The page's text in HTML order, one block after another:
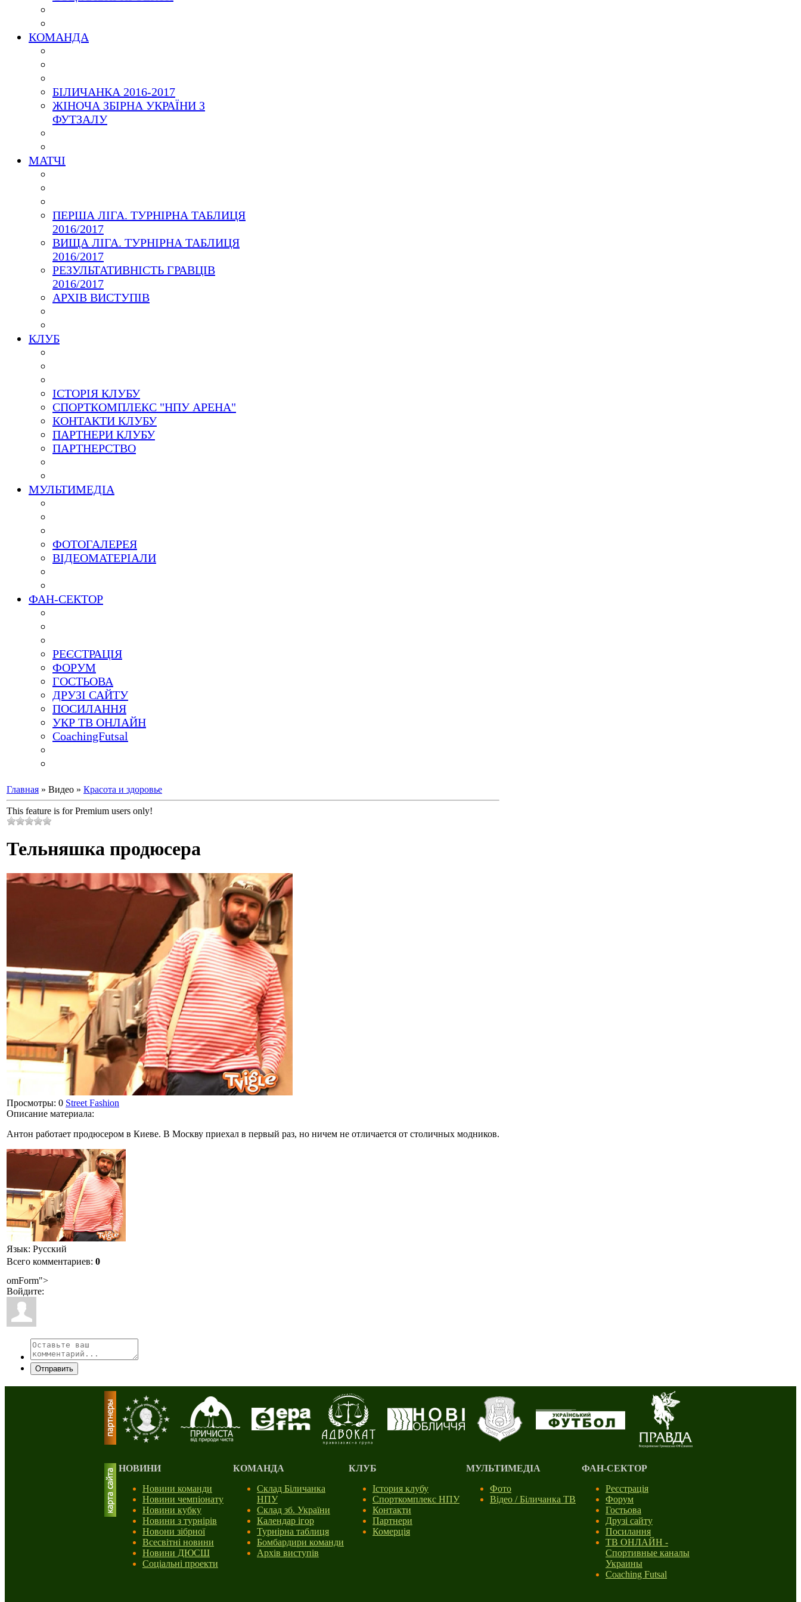
КОМАНДА
БІЛИЧАНКА 2016-2017
ЖІНОЧА ЗБІРНА УКРАЇНИ З
ФУТЗАЛУ
МАТЧІ
ПЕРША ЛІГА. ТУРНІРНА ТАБЛИЦЯ
2016/2017
ВИЩА ЛІГА. ТУРНІРНА ТАБЛИЦЯ
2016/2017
РЕЗУЛЬТАТИВНІСТЬ ГРАВЦІВ
2016/2017
АРХІВ ВИСТУПІВ
КЛУБ
ІСТОРІЯ КЛУБУ
СПОРТКОМПЛЕКС "НПУ АРЕНА"
КОНТАКТИ КЛУБУ
ПАРТНЕРИ КЛУБУ
ПАРТНЕРСТВО
МУЛЬТИМЕДІА
ФОТОГАЛЕРЕЯ
ВІДЕОМАТЕРІАЛИ
ФАН-СЕКТОР
РЕЄСТРАЦІЯ
ФОРУМ
ГОСТЬОВА
ДРУЗІ САЙТУ
ПОСИЛАННЯ
УКР ТВ ОНЛАЙН
CoachingFutsal
Главная » Видео » Красота и здоровье
This feature is for Premium users only!
Тельняшка продюсера
Просмотры: 0 Street Fashion
Описание материала:
Антон работает продюсером в Киеве. В Москву приехал в первый раз, но ничем не отличается от столичных модников.
Язык: Русский
Всего комментариев: 0
omForm">
Войдите:
Отправить
НОВИНИ
Новини команди
Новини чемпіонату
Новини кубку
Новини з турнірів
Новони зібрної
Всесвітні новини
Новини ДЮСШ
Соціальні проекти
КОМАНДА
Склад Біличанка
НПУ
Склад зб. України
Календар ігор
Турнірна таблиця
Бомбардири команди
Архів виступів
КЛУБ
Істория клубу
Спорткомплекс НПУ
Контакти
Партнери
Комерція
МУЛЬТИМЕДІА
Фото
Відео / Біличанка ТВ
ФАН-СЕКТОР
Реєстрація
Форум
Гостьова
Друзі сайту
Посилання
ТВ ОНЛАЙН -
Спортивные каналы
Украины
Coaching Futsal